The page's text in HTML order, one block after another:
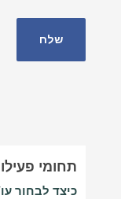
תחומי
כיצד לבחור